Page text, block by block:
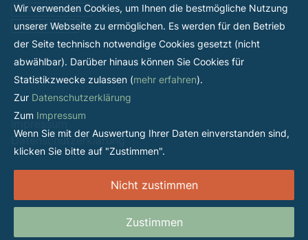
INSTAGRAM
LINKEDIN
Impressum
Datenschutzerklärung
Wir verwenden Cookies, um Ihnen die bestmögliche Nutzung
unserer Webseite zu ermöglichen. Es werden für den Betrieb
der Seite technisch notwendige Cookies gesetzt (nicht
abwählbar). Darüber hinaus können Sie Cookies für
Statistikzwecke zulassen (mehr erfahren).
Zur Datenschutzerklärung
Zum Impressum
Wenn Sie mit der Auswertung Ihrer Daten einverstanden sind,
klicken Sie bitte auf "Zustimmen".
Nicht zustimmen
Zustimmen